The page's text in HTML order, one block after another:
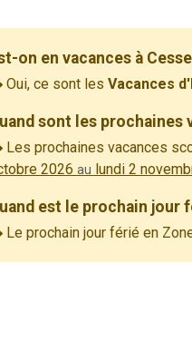
on en vacances à
Oui, ce sont les Vacances
sont les prochaines
Les prochaines vacances
2026 au lundi 2
est le prochain jour
Le prochain jour férié en